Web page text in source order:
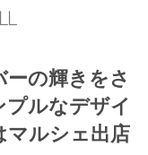
の輝きをさ
プルなデザイ
マルシェ出店